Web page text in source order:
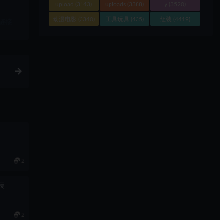
2
2
upload (3143) uploads (3388)
动漫电影 (3340) 工具玩具 (435) 组装 (4419)